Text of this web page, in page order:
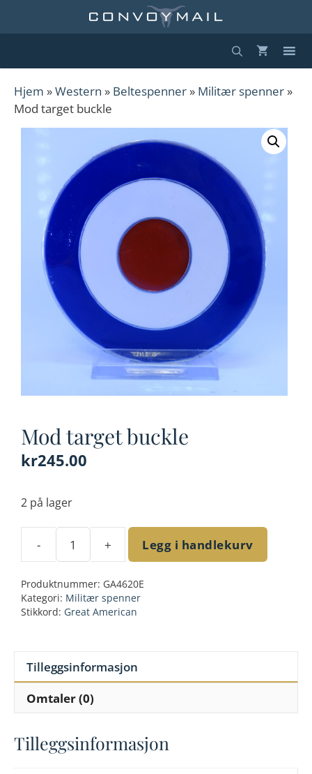
Hjem »Western » Beltespenner » Militær spenner »
Mod target buckle
Mod target buckle
kr245.00
2 på lager
-
Mod
buckle
antall
+ Legg i handlekurv
Produktnummer: GA4620E
Kategori: Militær spenner
Stikkord: Great American
Tilleggsinformasjon
Omtaler (0)
Tilleggsinformasjon